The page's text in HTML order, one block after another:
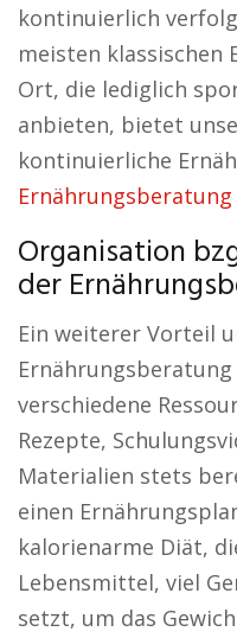
kontinuierlich
meisten klassischen
Ort, die lediglich
anbieten, bietet
kontinuierliche
Ernährungsberatung
Organisation
der
Ein weiterer Vorteil
verschiedene
Rezepte,
Materialien stets
einen
kalorienarme Diät,
Lebensmittel, viel
setzt, um das